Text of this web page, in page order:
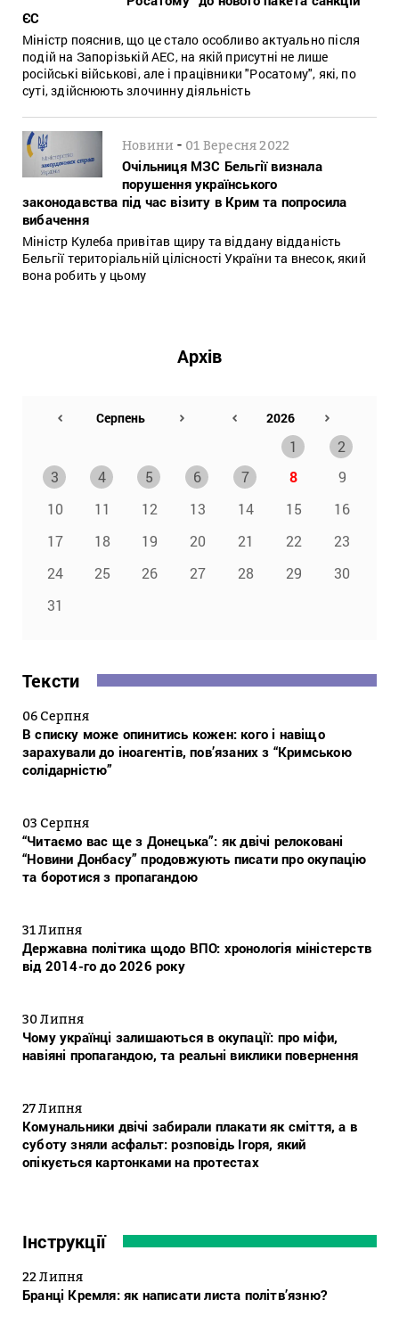
ЄС
Міністр пояснив, що це стало особливо актуально після
подій на Запорізькій АЕС, на якій присутні не лише
російські військові, але і працівники "Росатому", які, по
суті, здійснюють злочинну діяльність
Новини - 01 Вересня 2022
Очільниця МЗС Бельгії визнала
порушення українського
законодавства під час візиту в Крим та попросила
вибачення
Міністр Кулеба привітав щиру та віддану відданість
Бельгії територіальній цілісності України та внесок, який
вона робить у цьому
Архів
1
2
3
4 5 6 7 8
9
10
11 12 13 14 15
16
17
18 19 20 21 22
23
24
25 26 27 28 29
30
31
Тексти
06 Серпня
В списку може опинитись кожен: кого і навіщо
зарахували до іноагентів, пов’язаних з “Кримською
солідарністю”
03 Серпня
“Читаємо вас ще з Донецька”: як двічі релоковані
“Новини Донбасу” продовжують писати про окупацію
та боротися з пропагандою
31 Липня
Державна політика щодо ВПО: хронологія міністерств
від 2014-го до 2026 року
30 Липня
Чому українці залишаються в окупації: про міфи,
навіяні пропагандою, та реальні виклики повернення
27 Липня
Комунальники двічі забирали плакати як сміття, а в
суботу зняли асфальт: розповідь Ігоря, який
опікується картонками на протестах
Інструкції
22 Липня
Бранці Кремля: як написати листа політв’язню?